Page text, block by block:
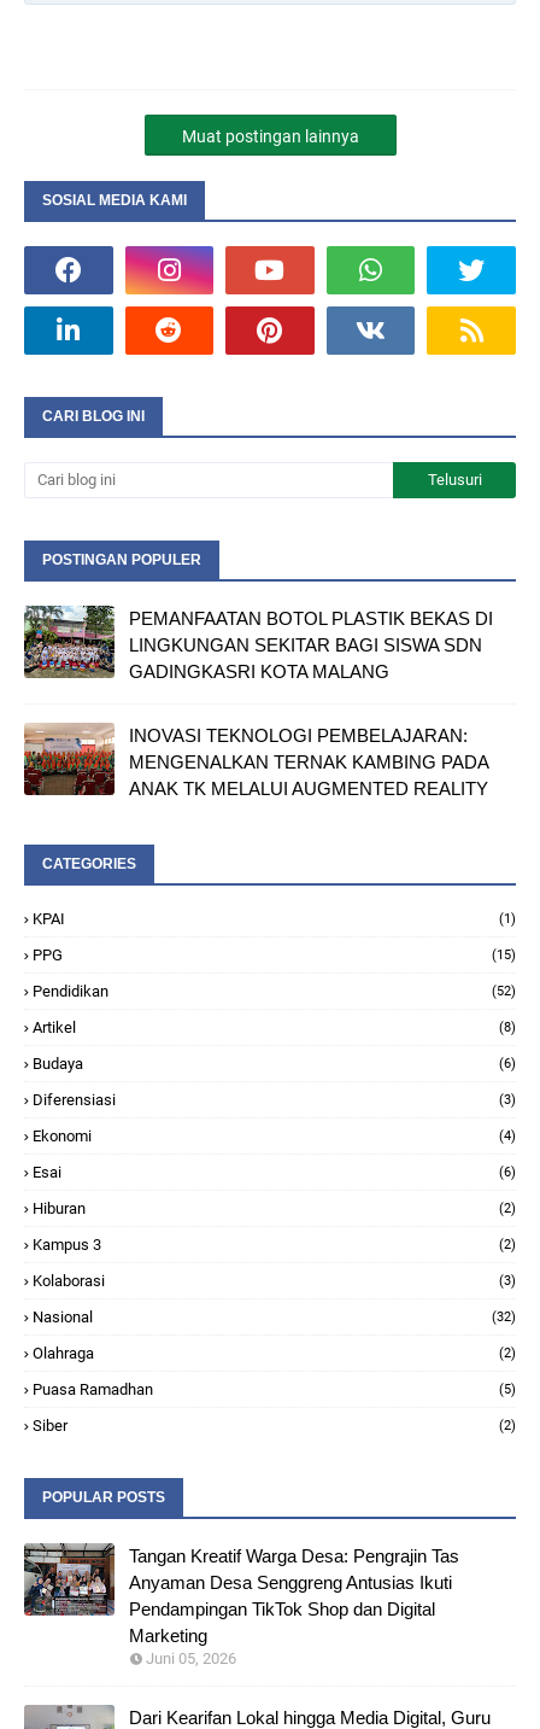
Muat postingan lainnya
SOSIAL MEDIA KAMI
CARI BLOG INI
POSTINGAN POPULER
PEMANFAATAN BOTOL PLASTIK BEKAS DI
LINGKUNGAN SEKITAR BAGI SISWA SDN
GADINGKASRI KOTA MALANG
INOVASI TEKNOLOGI PEMBELAJARAN:
MENGENALKAN TERNAK KAMBING PADA
ANAK TK MELALUI AUGMENTED REALITY
CATEGORIES
KPAI (1)
PPG (15)
Pendidikan (52)
Artikel (8)
Budaya (6)
Diferensiasi (3)
Ekonomi (4)
Esai (6)
Hiburan (2)
Kampus 3 (2)
Kolaborasi (3)
Nasional (32)
Olahraga (2)
Puasa Ramadhan (5)
Siber (2)
POPULAR POSTS
Tangan Kreatif Warga Desa: Pengrajin Tas
Anyaman Desa Senggreng Antusias Ikuti
Pendampingan TikTok Shop dan Digital
Marketing
Juni 05, 2026
Dari Kearifan Lokal hingga Media Digital, Guru